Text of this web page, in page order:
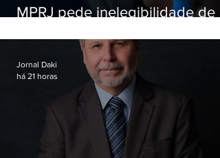
MPRJ pede inelegibilidade de
Jornal Daki
há 21 horas